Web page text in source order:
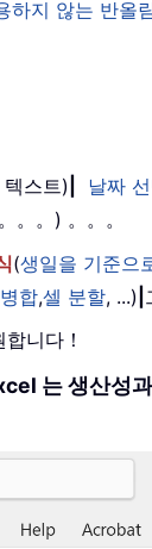
하지 않는 반올
스트) 날짜
。。) 。。。
(생일을 기준으
합,셀 분할, ...)
니다！
는 생산성